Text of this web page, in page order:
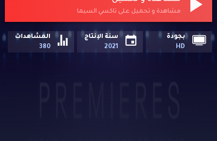
مشاهدة و تحميل على تاكسي السيما
بجودة
HD
سنة الإنتاج
2021
المشاهدات
380